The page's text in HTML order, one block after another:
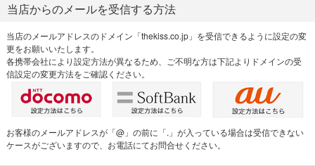
当店からのメールを受信する方法
当店のメールアドレスのドメイン「thekiss.co.jp」を受信できるように設定の変
更をお願いいたします。
各携帯会社により設定方法が異なるため、ご不明な方は下記よりドメインの受
信設定の変更方法をご確認ください。
お客様のメールアドレスが「@」の前に「.」が入っている場合は受信できない
ケースがございますので、お電話にてお問合せください。